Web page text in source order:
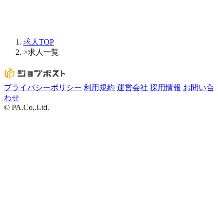
求人TOP
>求人一覧
プライバシーポリシー 利用規約 運営会社 採用情報 お問い合
わせ
© PA.Co,.Ltd.